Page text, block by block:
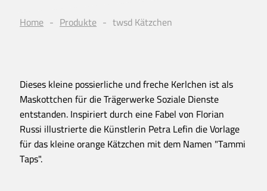
Home Produkte twsd Kätzchen
Dieses kleine possierliche und freche Kerlchen ist als
Maskottchen für die Trägerwerke Soziale Dienste
entstanden. Inspiriert durch eine Fabel von Florian
Russi illustrierte die Künstlerin Petra Lefin die Vorlage
für das kleine orange Kätzchen mit dem Namen "Tammi
Taps".